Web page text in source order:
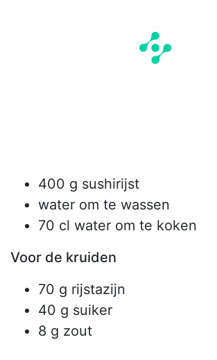
400 g sushirijst
water om te wassen
70 cl water om te koken
Voor de kruiden
70 g rijstazijn
40 g suiker
8 g zout